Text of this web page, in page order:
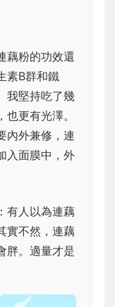
藕粉的功效還
素B群和鐵
我堅持吃了幾
更有光澤。
內外兼修，連
入面膜中，外
有人以為連藕
實不然，連藕
胖。適量才是